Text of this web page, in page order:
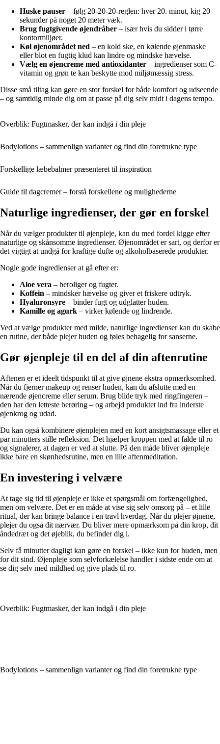
Huske pauser – følg 20-20-20-reglen: hver 20. minut, kig 20
sekunder på noget 20 meter væk.
Brug fugtgivende øjendråber – især hvis du sidder i tørre
kontormiljøer.
Køl øjenområdet ned – en kold ske, en kølende øjenmaske
eller blot en fugtig klud kan lindre og mindske hævelse.
Vælg en øjencreme med antioxidanter – ingredienser som C-
vitamin og grøn te kan beskytte mod miljømæssig stress.
Disse små tiltag kan gøre en stor forskel for både komfort og udseende
– og samtidig minde dig om at passe på dig selv midt i dagens tempo.
Overblik: Fugtmasker, der kan indgå i din pleje
Bodylotions – sammenlign varianter og find din foretrukne type
Forskellige læbebalmer præsenteret til inspiration
Guide til dagcremer – forstå forskellene og mulighederne
Naturlige ingredienser, der gør en forskel
Når du vælger produkter til øjenpleje, kan du med fordel kigge efter
naturlige og skånsomme ingredienser. Øjenområdet er sart, og derfor er
det vigtigt at undgå for kraftige dufte og alkoholbaserede produkter.
Nogle gode ingredienser at gå efter er:
Aloe vera – beroliger og fugter.
Koffein – mindsker hævelse og giver et friskere udtryk.
Hyaluronsyre – binder fugt og udglatter huden.
Kamille og agurk – virker kølende og lindrende.
Ved at vælge produkter med milde, naturlige ingredienser kan du skabe
en rutine, der både plejer huden og føles behagelig for sanserne.
Gør øjenpleje til en del af din aftenrutine
Aftenen er et ideelt tidspunkt til at give øjnene ekstra opmærksomhed.
Når du fjerner makeup og renser huden, kan du afslutte med en
nærende øjencreme eller serum. Brug blide tryk med ringfingeren –
den har den letteste berøring – og arbejd produktet ind fra inderste
øjenkrog og udad.
Du kan også kombinere øjenplejen med en kort ansigtsmassage eller et
par minutters stille refleksion. Det hjælper kroppen med at falde til ro
og signalerer, at dagen er ved at slutte. På den måde bliver øjenpleje
ikke bare en skønhedsrutine, men en lille aftenmeditation.
En investering i velvære
At tage sig tid til øjenpleje er ikke et spørgsmål om forfængelighed,
men om velvære. Det er en måde at vise sig selv omsorg på – et lille
ritual, der kan bringe balance i en travl hverdag. Når du plejer øjnene,
plejer du også dit nærvær. Du bliver mere opmærksom på din krop, dit
åndedræt og det øjeblik, du befinder dig i.
Selv få minutter dagligt kan gøre en forskel – ikke kun for huden, men
for dit sind. Øjenpleje som selvforkælelse handler i sidste ende om at
se dig selv med mildhed og give plads til ro.
Overblik: Fugtmasker, der kan indgå i din pleje
Bodylotions – sammenlign varianter og find din foretrukne type